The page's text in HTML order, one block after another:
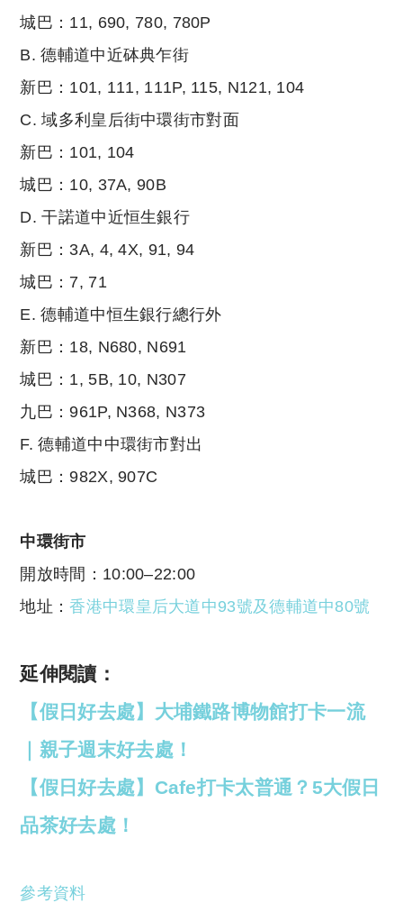
城巴：11, 690, 780, 780P
B. 德輔道中近砵典乍街
新巴：101, 111, 111P, 115, N121, 104
C. 域多利皇后街中環街市對面
新巴：101, 104
城巴：10, 37A, 90B
D. 干諾道中近恒生銀行
新巴：3A, 4, 4X, 91, 94
城巴：7, 71
E. 德輔道中恒生銀行總行外
新巴：18, N680, N691
城巴：1, 5B, 10, N307
九巴：961P, N368, N373
F. 德輔道中中環街市對出
城巴：982X, 907C
中環街市
開放時間：10:00–22:00
地址：香港中環皇后大道中93號及德輔道中80號
延伸閱讀：
【假日好去處】大埔鐵路博物館打卡一流
｜親子週末好去處！
【假日好去處】Cafe打卡太普通？5大假日
品茶好去處！
參考資料